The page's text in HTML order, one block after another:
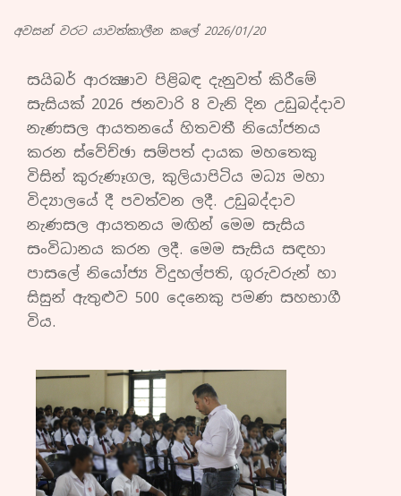
අවසන් වරට යාවත්කාලීන කලේ 2026/01/20
සයිබර් ආරක්‍ෂාව පිළිබඳ දැනුවත් කිරීමේ
සැසියක් 2026 ජනවාරි 8 වැනි දින උඩුබද්දාව
නැණසල ආයතනයේ හිතවතී නියෝජනය
කරන ස්වේච්ඡා සම්පත් දායක මහතෙකු
විසින් කුරුණෑගල, කුලියාපිටිය මධ්‍ය මහා
විද්‍යාලයේ දී පවත්වන ලදී. උඩුබද්දාව
නැණසල ආයතනය මඟින් මෙම සැසිය
සංවිධානය කරන ලදී. මෙම සැසිය සඳහා
පාසලේ නියෝජ්‍ය විදුහල්පති, ගුරුවරුන් හා
සිසුන් ඇතුළුව 500 දෙනෙකු පමණ සහභාගී
විය.